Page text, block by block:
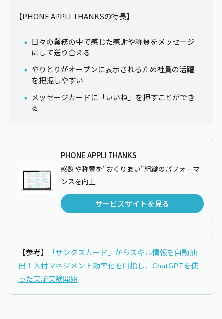
【PHONEAPPLI THANKSの特長】
日々の業務の中で感じた感謝や称賛をメッセージ
にして送り合える
やりとりがオープンに表示されるため社員の活躍
を把握しやすい
メッセージカードに「いいね」を押すことができ
る
PHONE APPLI THANKS
感謝や称賛を"おくりあい"組織のパフォーマ
ンスを向上
サービスサイトを見る
【参考】
「サンクスカード」からスキル情報を自動抽
出！人材マネジメント効率化を目指し、ChatGPTを使
った実証実験開始